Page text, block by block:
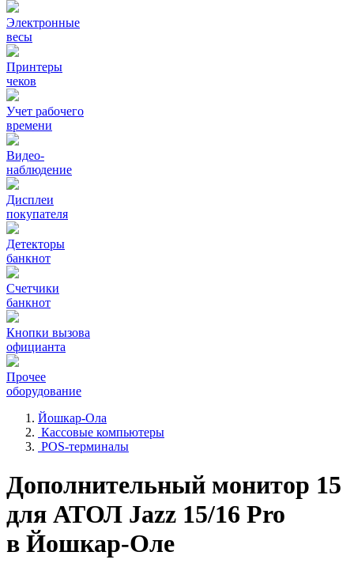
Электронные
весы
Принтеры
чеков
Учет рабочего
времени
Видео‑
наблюдение
Дисплеи
покупателя
Детекторы
банкнот
Счетчики
банкнот
Кнопки вызова
официанта
Прочее
оборудование
Йошкар-Ола
Кассовые компьютеры
POS-терминалы
Дополнительный монитор 15
для АТОЛ Jazz 15/16 Pro
в Йошкар-Оле